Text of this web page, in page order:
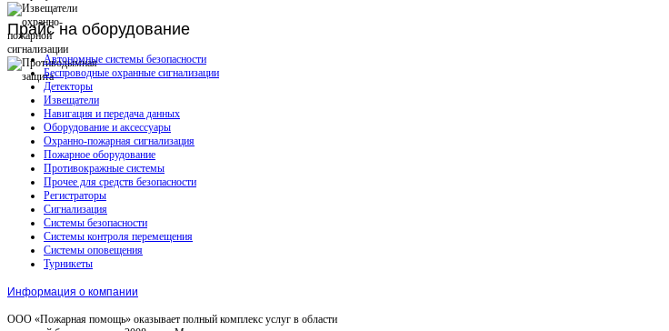
Прайсна оборудование
Автономные системы безопасности
Беспроводные охранные сигнализации
Детекторы
Извещатели
Навигация и передача данных
Оборудование и аксессуары
Охранно-пожарная сигнализация
Пожарное оборудование
Противокражные системы
Прочее для средств безопасности
Регистраторы
Сигнализация
Системы безопасности
Системы контроля перемещения
Системы оповещения
Турникеты
Информация о компании
ООО «Пожарная помощь» оказывает полный комплекс услуг в области